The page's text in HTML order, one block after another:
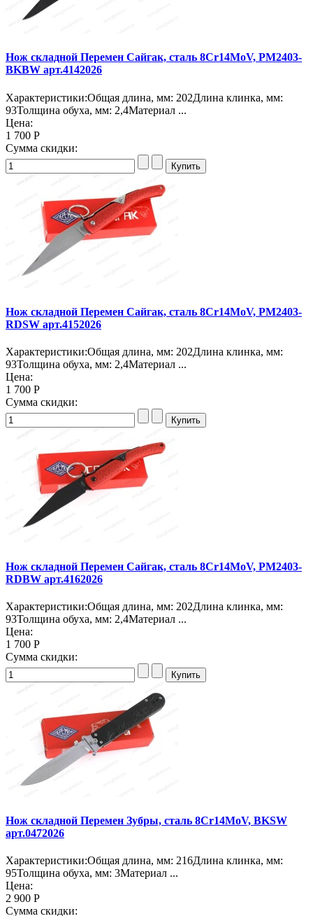
Нож складной Перемен Сайгак, сталь 8Cr14MoV, PM2403-
BKBW арт.4142026
Характеристики:Общая длина, мм: 202Длина клинка, мм:
93Толщина обуха, мм: 2,4Материал ...
Цена:
1 700 Р
Сумма скидки:
Нож складной Перемен Сайгак, сталь 8Cr14MoV, PM2403-
RDSW арт.4152026
Характеристики:Общая длина, мм: 202Длина клинка, мм:
93Толщина обуха, мм: 2,4Материал ...
Цена:
1 700 Р
Сумма скидки:
Нож складной Перемен Сайгак, сталь 8Cr14MoV, PM2403-
RDBW арт.4162026
Характеристики:Общая длина, мм: 202Длина клинка, мм:
93Толщина обуха, мм: 2,4Материал ...
Цена:
1 700 Р
Сумма скидки:
Нож складной Перемен Зубры, сталь 8Cr14MoV, BKSW
арт.0472026
Характеристики:Общая длина, мм: 216Длина клинка, мм:
95Толщина обуха, мм: 3Материал ...
Цена:
2 900 Р
Сумма скидки: